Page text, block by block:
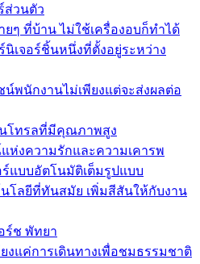
ส่วนตัว
ยๆ ที่บ้าน ไม่ใช้เครื่องอบก็ทำได้
นิเจอร์ชิ้นหนึ่งที่ตั้งอยู่ระหว่าง
พนักงานไม่เพียงแต่จะส่งผลต่อ
นโทรลที่มีคุณภาพสูง
งความรักและความเคารพ
ร์แบบอัตโนมัติเต็มรูปแบบ
นโลยีที่ทันสมัย เพิ่มสีสันให้กับงาน
ร์ช พัทยา
งแค่การเดินทางเพื่อชมธรรมชาติ